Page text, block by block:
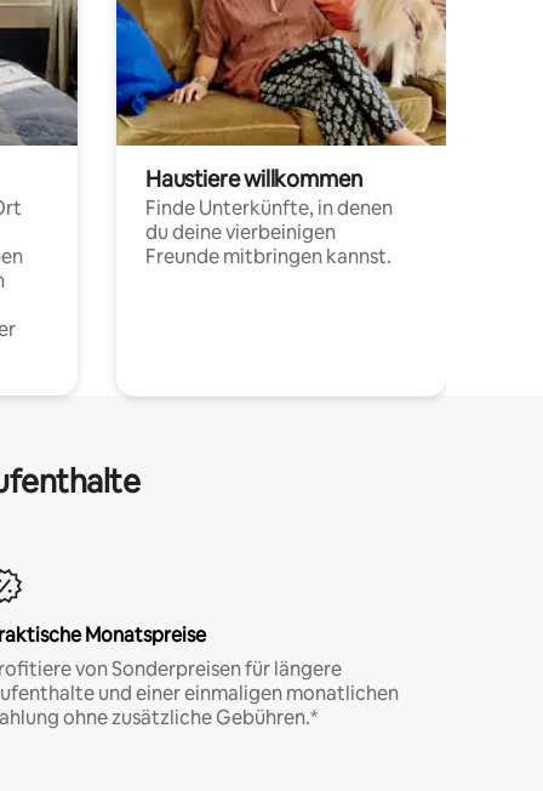
Haustiere willkommen
Finde Unterkünfte, in denen
du deine vierbeinigen
Freunde mitbringen kannst.
Monatspreise
von Sonderpreisen für längere
und einer einmaligen monatlichen
ohne zusätzliche Gebühren.*